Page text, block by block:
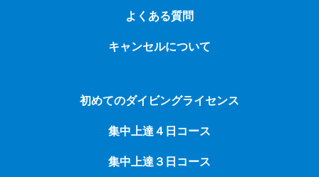
よくある質問
キャンセルについて
初めてのダイビングライセンス
集中上達４日コース
集中上達３日コース